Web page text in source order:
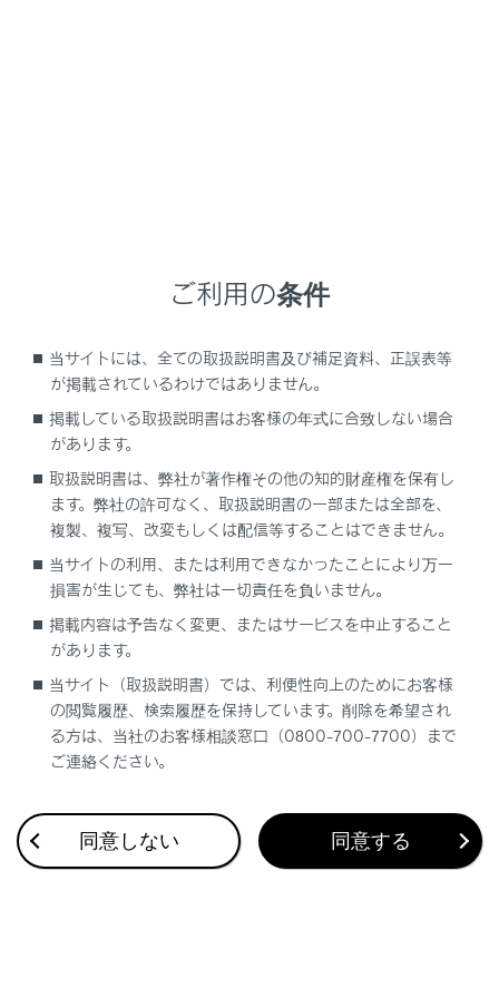
計器類の見方（F SPORT以外）
計器類の見方（F SPORT）
合わせて見られているページ
ディスプレイの表示内容
警告灯／表示灯
このページは役に立ちましたか？
ご利用の条件
当サイトには、全ての取扱説明書及び補足資料、正誤表等
が掲載されているわけではありません。
掲載している取扱説明書はお客様の年式に合致しない場合
があります。
取扱説明書は、弊社が著作権その他の知的財産権を保有し
ます。弊社の許可なく、取扱説明書の一部または全部を、
複製、複写、改変もしくは配信等することはできません。
当サイトの利用、または利用できなかったことにより万一
損害が生じても、弊社は一切責任を負いません。
掲載内容は予告なく変更、またはサービスを中止すること
があります。
当サイト（取扱説明書）では、利便性向上のためにお客様
の閲覧履歴、検索履歴を保持しています。削除を希望され
る方は、当社のお客様相談窓口（0800-700-7700）まで
ご連絡ください。
同意しない 同意する